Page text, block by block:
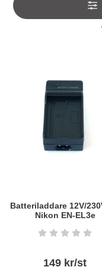
över
filtersektionen
Filtrera &
Batteriladdare 12V/
Nikon EN-EL3e
Art. nr5236 Betyg: 0
149 kr/st
batteriladdare 12V/